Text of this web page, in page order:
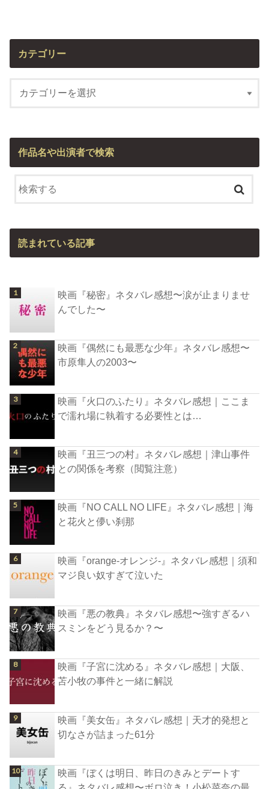
カテゴリー
作品名や出演者で検索
読まれている記事
映画『秘密』ネタバレ感想〜涙が止まりませ
んでした〜
映画『偶然にも最悪な少年』ネタバレ感想〜
市原隼人の2003〜
映画『火口のふたり』ネタバレ感想｜ここま
で濡れ場に執着する必要性とは…
映画『丑三つの村』ネタバレ感想｜津山事件
との関係を考察（閲覧注意）
映画『NO CALL NO LIFE』ネタバレ感想｜海
と花火と儚い刹那
映画『orange-オレンジ-』ネタバレ感想｜須和
マジ良い奴すぎて泣いた
映画『悪の教典』ネタバレ感想〜強すぎるハ
スミンをどう見るか？〜
映画『子宮に沈める』ネタバレ感想｜大阪、
苫小牧の事件と一緒に解説
映画『美女缶』ネタバレ感想｜天才的発想と
切なさが詰まった61分
映画『ぼくは明日、昨日のきみとデートす